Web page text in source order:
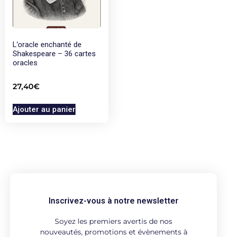
L’oracle enchanté de
Shakespeare – 36 cartes
oracles
27,40€
Ajouter au panier
Inscrivez-vous à notre newsletter
Soyez les premiers avertis de nos
nouveautés, promotions et évènements à